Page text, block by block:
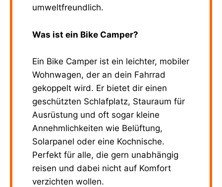
umweltfreundlich.
Was ist ein Bike Camper?
Ein Bike Camper ist ein leichter, mobiler
Wohnwagen, der an dein Fahrrad
gekoppelt wird. Er bietet dir einen
geschützten Schlafplatz, Stauraum für
Ausrüstung und oft sogar kleine
Annehmlichkeiten wie Belüftung,
Solarpanel oder eine Kochnische.
Perfekt für alle, die gern unabhängig
reisen und dabei nicht auf Komfort
verzichten wollen.